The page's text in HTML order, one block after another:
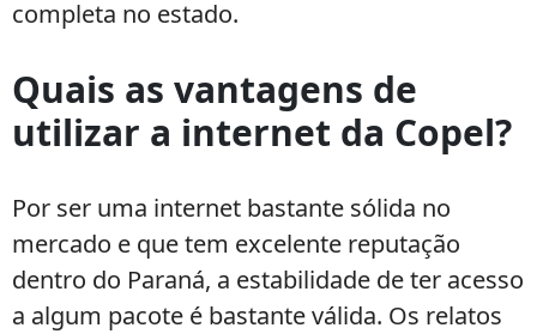
completa no estado.
Quais as vantagens de
utilizar a internet da Copel?
Por ser uma internet bastante sólida no
mercado e que tem excelente reputação
dentro do Paraná, a estabilidade de ter acesso
a algum pacote é bastante válida. Os relatos